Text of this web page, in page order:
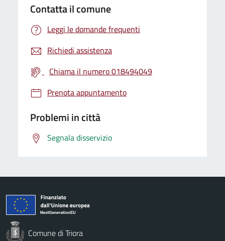
Contatta il comune
Leggi le domande frequenti
Richiedi assistenza
Chiama il numero 018494049
Prenota appuntamento
Problemi in città
Segnala disservizio
Comune di Triora